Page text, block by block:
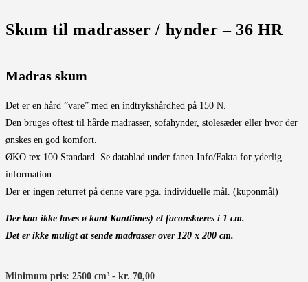
Skum til madrasser / hynder – 36 HR
Madras skum
Det er en hård ”vare” med en indtrykshårdhed på 150 N.
Den bruges oftest til hårde madrasser, sofahynder, stolesæder eller hvor der
ønskes en god komfort.
ØKO tex 100 Standard. Se datablad under fanen Info/Fakta for yderlig
information.
Der er ingen returret på denne vare pga. individuelle mål. (kuponmål)
Der kan ikke laves ø kant Kantlimes) el faconskæres i 1 cm.
Det er ikke muligt at sende madrasser over 120 x 200 cm.
Minimum pris: 2500 cm³ - kr. 70,00